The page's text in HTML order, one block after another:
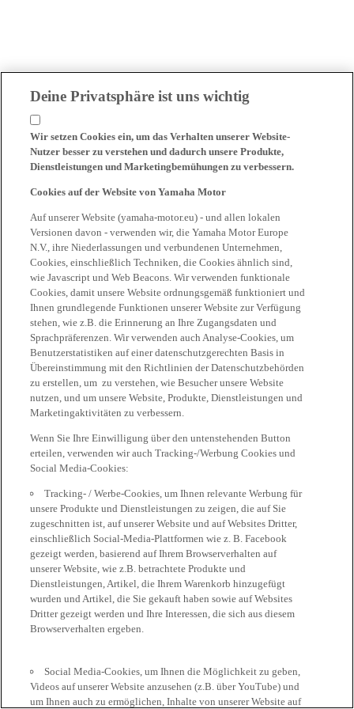
Deine Privatsphäre ist uns wichtig
Wir setzen Cookies ein, um das Verhalten unserer Website-
Nutzer besser zu verstehen und dadurch unsere Produkte,
Dienstleistungen und Marketingbemühungen zu verbessern.
Cookies auf der Website von Yamaha Motor
Auf unserer Website (yamaha-motor.eu) - und allen lokalen
Versionen davon - verwenden wir, die Yamaha Motor Europe
N.V., ihre Niederlassungen und verbundenen Unternehmen,
Cookies, einschließlich Techniken, die Cookies ähnlich sind,
wie Javascript und Web Beacons. Wir verwenden funktionale
Cookies, damit unsere Website ordnungsgemäß funktioniert und
Ihnen grundlegende Funktionen unserer Website zur Verfügung
stehen, wie z.B. die Erinnerung an Ihre Zugangsdaten und
Sprachpräferenzen. Wir verwenden auch Analyse-Cookies, um
Benutzerstatistiken auf einer datenschutzgerechten Basis in
Übereinstimmung mit den Richtlinien der Datenschutzbehörden
zu erstellen, um zu verstehen, wie Besucher unsere Website
nutzen, und um unsere Website, Produkte, Dienstleistungen und
Marketingaktivitäten zu verbessern.
Wenn Sie Ihre Einwilligung über den untenstehenden Button
erteilen, verwenden wir auch Tracking-/Werbung Cookies und
Social Media-Cookies:
Tracking- / Werbe-Cookies, um Ihnen relevante Werbung für
unsere Produkte und Dienstleistungen zu zeigen, die auf Sie
zugeschnitten ist, auf unserer Website und auf Websites Dritter,
einschließlich Social-Media-Plattformen wie z. B. Facebook
gezeigt werden, basierend auf Ihrem Browserverhalten auf
unserer Website, wie z.B. betrachtete Produkte und
Dienstleistungen, Artikel, die Ihrem Warenkorb hinzugefügt
wurden und Artikel, die Sie gekauft haben sowie auf Websites
Dritter gezeigt werden und Ihre Interessen, die sich aus diesem
Browserverhalten ergeben.
Social Media-Cookies, um Ihnen die Möglichkeit zu geben,
Videos auf unserer Website anzusehen (z.B. über YouTube) und
um Ihnen auch zu ermöglichen, Inhalte von unserer Website auf